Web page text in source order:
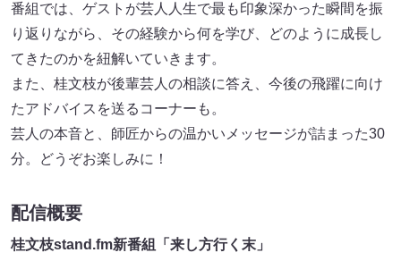
番組では、ゲストが芸人人生で最も印象深かった瞬間を振
り返りながら、その経験から何を学び、どのように成長し
てきたのかを紐解いていきます。
また、桂文枝が後輩芸人の相談に答え、今後の飛躍に向け
たアドバイスを送るコーナーも。
芸人の本音と、師匠からの温かいメッセージが詰まった30
分。どうぞお楽しみに！
配信概要
桂文枝stand.fm新番組「来し方行く末」